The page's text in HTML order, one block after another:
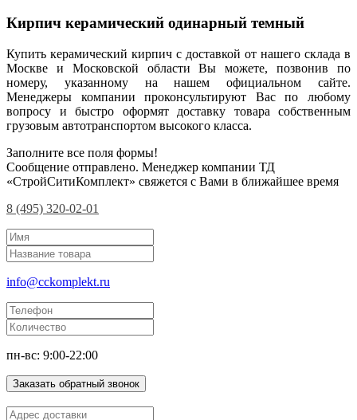
Кирпич керамический одинарный темный
Купить керамический кирпич с доставкой от нашего склада в
Москве и Московской области Вы можете, позвонив по
номеру, указанному на нашем официальном сайте.
Менеджеры компании проконсультируют Вас по любому
вопросу и быстро оформят доставку товара собственным
грузовым автотранспортом высокого класса.
Заполните все поля формы!
Сообщение отправлено. Менеджер компании ТД
«СтройСитиКомплект» свяжется с Вами в ближайшее время
8 (495) 320-02-01
info@cckomplekt.ru
пн-вс: 9:00-22:00
Заказать обратный звонок